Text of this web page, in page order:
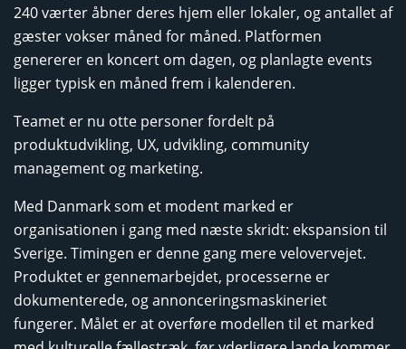
240 værter åbner deres hjem eller lokaler, og antallet af
gæster vokser måned for måned. Platformen
genererer en koncert om dagen, og planlagte events
ligger typisk en måned frem i kalenderen.
Teamet er nu otte personer fordelt på
produktudvikling, UX, udvikling, community
management og marketing.
Med Danmark som et modent marked er
organisationen i gang med næste skridt: ekspansion til
Sverige. Timingen er denne gang mere velovervejet.
Produktet er gennemarbejdet, processerne er
dokumenterede, og annonceringsmaskineriet
fungerer. Målet er at overføre modellen til et marked